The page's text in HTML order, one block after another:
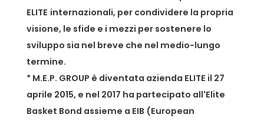
ELITE internazionali, per condividere la propria
visione, le sfide e i mezzi per sostenere lo
sviluppo sia nel breve che nel medio-lungo
termine.
* M.E.P. GROUP è diventata azienda ELITE il 27
aprile 2015, e nel 2017 ha partecipato all'Elite
Basket Bond assieme a EIB (European